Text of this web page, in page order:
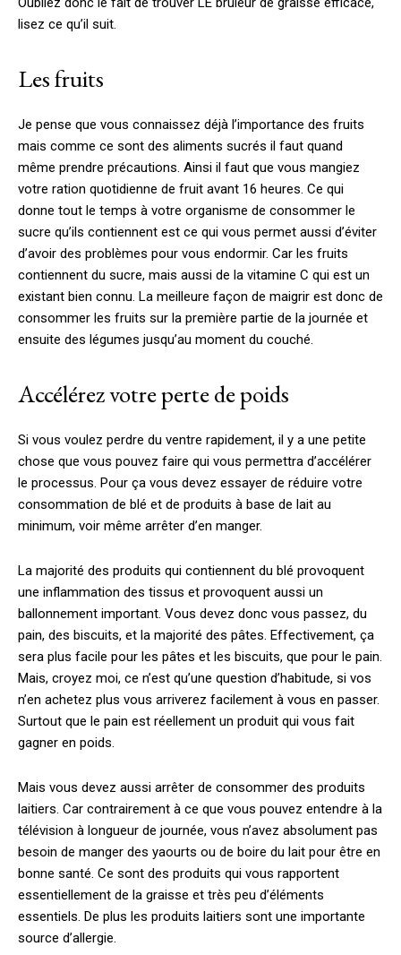
lisez ce qu’il suit.
Les fruits
Je pense que vous connaissez déjà l’importance des fruits
mais comme ce sont des aliments sucrés il faut quand
même prendre précautions. Ainsi il faut que vous mangiez
votre ration quotidienne de fruit avant 16 heures. Ce qui
donne tout le temps à votre organisme de consommer le
sucre qu’ils contiennent est ce qui vous permet aussi d’éviter
d’avoir des problèmes pour vous endormir. Car les fruits
contiennent du sucre, mais aussi de la vitamine C qui est un
existant bien connu. La meilleure façon de maigrir est donc de
consommer les fruits sur la première partie de la journée et
ensuite des légumes jusqu’au moment du couché.
Accélérez votre perte de poids
Si vous voulez perdre du ventre rapidement, il y a une petite
chose que vous pouvez faire qui vous permettra d’accélérer
le processus. Pour ça vous devez essayer de réduire votre
consommation de blé et de produits à base de lait au
minimum, voir même arrêter d’en manger.
La majorité des produits qui contiennent du blé provoquent
une inflammation des tissus et provoquent aussi un
ballonnement important. Vous devez donc vous passez, du
pain, des biscuits, et la majorité des pâtes. Effectivement, ça
sera plus facile pour les pâtes et les biscuits, que pour le pain.
Mais, croyez moi, ce n’est qu’une question d’habitude, si vos
n’en achetez plus vous arriverez facilement à vous en passer.
Surtout que le pain est réellement un produit qui vous fait
gagner en poids.
Mais vous devez aussi arrêter de consommer des produits
laitiers. Car contrairement à ce que vous pouvez entendre à la
télévision à longueur de journée, vous n’avez absolument pas
besoin de manger des yaourts ou de boire du lait pour être en
bonne santé. Ce sont des produits qui vous rapportent
essentiellement de la graisse et très peu d’éléments
essentiels. De plus les produits laitiers sont une importante
source d’allergie.